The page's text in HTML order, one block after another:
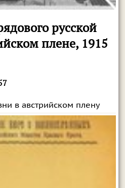
русской
плене, 1915
в австрийском плену